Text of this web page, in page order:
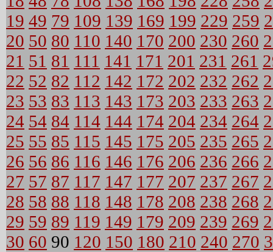
19 49 79 109 139 169 199 229 259
20 50 80 110 140 170 200 230 260
21 51 81 111 141 171 201 231 261
22 52 82 112 142 172 202 232 262
23 53 83 113 143 173 203 233 263
24 54 84 114 144 174 204 234 264
25 55 85 115 145 175 205 235 265
26 56 86 116 146 176 206 236 266
27 57 87 117 147 177 207 237 267
28 58 88 118 148 178 208 238 268
29 59 89 119 149 179 209 239 269
30 60 90 120 150 180 210 240 270